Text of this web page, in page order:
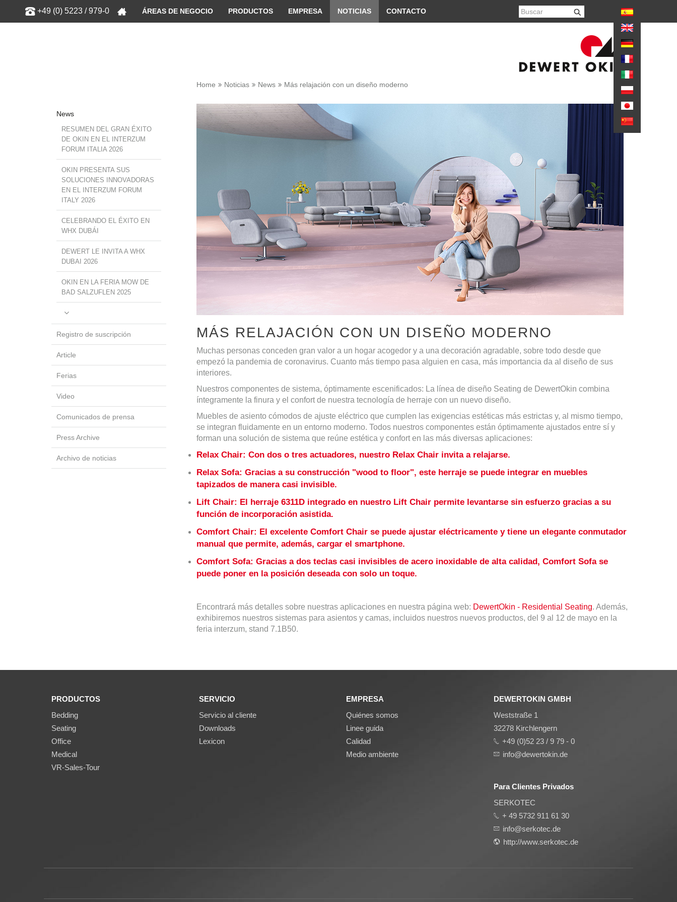
+49 (0) 5223 / 979-0 ÁREAS DE NEGOCIO PRODUCTOS EMPRESA NOTICIAS CONTACTO
Home Noticias News Más relajación con un diseño moderno
News
RESUMEN DEL GRAN ÉXITO
DE OKIN EN EL INTERZUM
FORUM ITALIA 2026
OKIN PRESENTA SUS
SOLUCIONES INNOVADORAS
EN EL INTERZUM FORUM
ITALY 2026
CELEBRANDO EL ÉXITO EN
WHX DUBÁI
DEWERT LE INVITA A WHX
DUBAI 2026
OKIN EN LA FERIA MOW DE
BAD SALZUFLEN 2025
Registro de suscripción
Article
Ferias
Video
Comunicados de prensa
Press Archive
Archivo de noticias
MÁS RELAJACIÓN CON UN DISEÑO MODERNO
Muchas personas conceden gran valor a un hogar acogedor y a una decoración agradable, sobre todo desde que
empezó la pandemia de coronavirus. Cuanto más tiempo pasa alguien en casa, más importancia da al diseño de sus
interiores.
Nuestros componentes de sistema, óptimamente escenificados: La línea de diseño Seating de DewertOkin combina
íntegramente la finura y el confort de nuestra tecnología de herraje con un nuevo diseño.
Muebles de asiento cómodos de ajuste eléctrico que cumplen las exigencias estéticas más estrictas y, al mismo tiempo,
se integran fluidamente en un entorno moderno. Todos nuestros componentes están óptimamente ajustados entre sí y
forman una solución de sistema que reúne estética y confort en las más diversas aplicaciones:
Relax Chair: Con dos o tres actuadores, nuestro Relax Chair invita a relajarse.
Relax Sofa: Gracias a su construcción "wood to floor", este herraje se puede integrar en muebles
tapizados de manera casi invisible.
Lift Chair: El herraje 6311Dintegrado en nuestro Lift Chair permite levantarse sin esfuerzo gracias a su
función de incorporación asistida.
Comfort Chair: El excelente Comfort Chair se puede ajustar eléctricamente y tiene un elegante conmutador
manual que permite, además, cargar el smartphone.
Comfort Sofa: Gracias a dos teclas casi invisibles de acero inoxidable de alta calidad, Comfort Sofa se
puede poner en la posición deseada con solo un toque.
Encontrará más detalles sobre nuestras aplicaciones en nuestra página web: DewertOkin - Residential Seating. Además,
exhibiremos nuestros sistemas para asientos y camas, incluidos nuestros nuevos productos, del 9 al 12 de mayo en la
feria interzum, stand 7.1B50.
PRODUCTOS
Bedding
Seating
Office
Medical
VR-Sales-Tour
SERVICIO
Servicio al cliente
Downloads
Lexicon
EMPRESA
Quiénes somos
Linee guida
Calidad
Medio ambiente
DEWERTOKIN GMBH
Weststraße 1
32278 Kirchlengern
+49 (0)52 23 / 9 79 - 0
info@dewertokin.de
Para Clientes Privados
SERKOTEC
+ 49 5732 911 61 30
info@serkotec.de
http://www.serkotec.de